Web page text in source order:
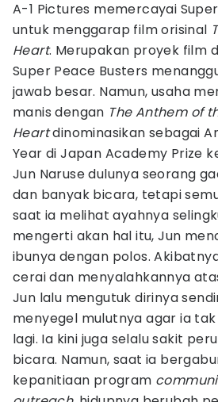
A-1 Pictures memercayai
untuk menggarap film orisinal
Heart. Merupakan proyek film
Super Peace Busters
jawab besar. Namun, usaha
manis dengan The Anthem of
Heartdinominasikan sebagai
Year di Japan Academy Prize
Jun Naruse dulunya seorang
dan banyak bicara, tetapi
saat ia melihat ayahnya
mengerti akan hal itu, Jun
ibunya dengan polos.
cerai dan menyalahkannya
Jun lalu mengutuk dirinya
menyegel mulutnya agar ia
lagi. Ia kini juga selalu sakit
bicara. Namun, saat ia
kepanitiaan program